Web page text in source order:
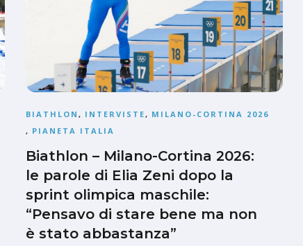
BIATHLON , INTERVISTE, MILANO-CORTINA 2026
, PIANETA ITALIA
Biathlon – Milano-Cortina 2026:
le parole di Elia Zeni dopo la
sprint olimpica maschile:
“Pensavo di stare bene ma non
è stato abbastanza”